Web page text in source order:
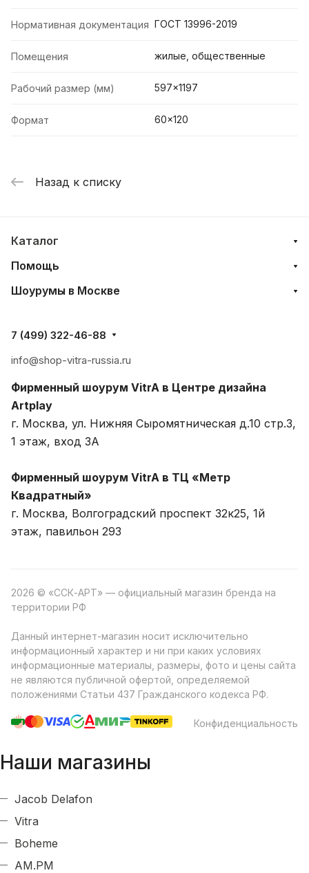
Нормативная документация ГОСТ 13996-2019
Помещения жилые, общественные
Рабочий размер (мм) 597x1197
Формат 60x120
Назад к списку
Каталог
Помощь
Шоурумы в Москве
7 (499) 322-46-88
info@shop-vitra-russia.ru
Фирменный шоурум VitrA в Центре дизайна
Artplay
г. Москва, ул. Нижняя Сыромятническая д.10 стр.3,
1 этаж, вход 3A
Фирменный шоурум VitrA в ТЦ «Метр
Квадратный»
г. Москва, Волгоградский проспект 32к25, 1й
этаж, павильон 293
2026 © «ССК-АРТ» — официальный магазин бренда на
территории РФ
Данный интернет-магазин носит исключительно
информационный характер и ни при каких условиях
информационные материалы, размеры, фото и цены сайта
не являются публичной офертой, определяемой
положениями Статьи 437 Гражданского кодекса РФ.
Конфиденциальность
Наши магазины
Jacob Delafon
Vitra
Boheme
AM.PM